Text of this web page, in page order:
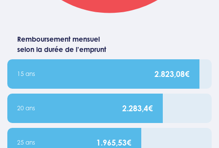
Remboursement mensuel
selon la durée de l’emprunt
15 ans 2.823,08€
20 ans 2.283,4€
25 ans 1.965,53€